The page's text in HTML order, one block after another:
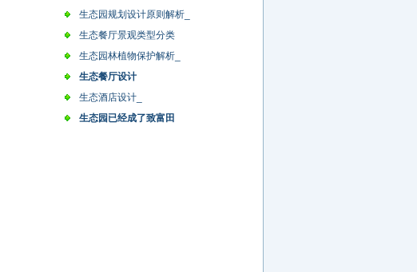
生态园规划设计原则解析_
生态餐厅景观类型分类
生态园林植物保护解析_
生态餐厅设计
生态酒店设计_
生态园已经成了致富田